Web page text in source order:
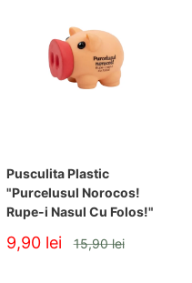
Pusculita Plastic
"Purcelusul Norocos!
Rupe-i Nasul Cu Folos!"
Pret
redus
9,90 lei Pret
15,90 lei